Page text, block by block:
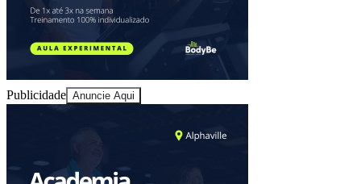
Publicidade Anuncie Aqui